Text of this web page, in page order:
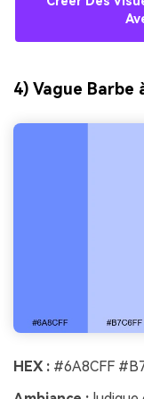
4) Vague Barbe
HEX : #6A8CFF